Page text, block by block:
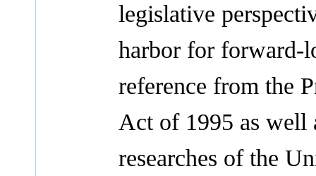
legislative
harbor for forward-
reference from the
Act of 1995 as well
researches of the